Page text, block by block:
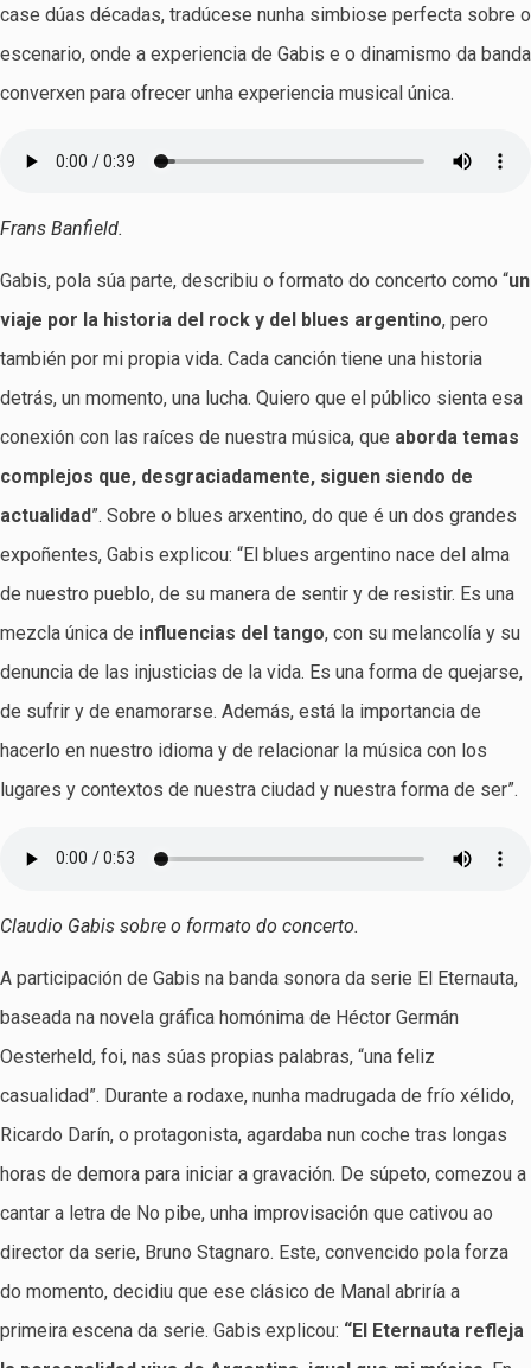
case dúas décadas, tradúcese nunha simbiose perfecta sobre o
escenario, onde a experiencia de Gabis e o dinamismo da banda
converxen para ofrecer unha experiencia musical única.
Frans Banfield.
Gabis, pola súa parte, describiu o formato do concerto como “un
viaje por la historia del rock y del blues argentino, pero
también por mi propia vida. Cada canción tiene una historia
detrás, un momento, una lucha. Quiero que el público sienta esa
conexión con las raíces de nuestra música, que aborda temas
complejos que, desgraciadamente, siguen siendo de
actualidad”. Sobre o blues arxentino, do que é un dos grandes
expoñentes, Gabis explicou: “El blues argentino nace del alma
de nuestro pueblo, de su manera de sentir y de resistir. Es una
mezcla única de influencias del tango, con su melancolía y su
denuncia de las injusticias de la vida. Es una forma de quejarse,
de sufrir y de enamorarse. Además, está la importancia de
hacerlo en nuestro idioma y de relacionar la música con los
lugares y contextos de nuestra ciudad y nuestra forma de ser”.
Claudio Gabis sobre o formato do concerto.
A participación de Gabis na banda sonora da serie El Eternauta,
baseada na novela gráfica homónima de Héctor Germán
Oesterheld, foi, nas súas propias palabras, “una feliz
casualidad”. Durante a rodaxe, nunha madrugada de frío xélido,
Ricardo Darín, o protagonista, agardaba nun coche tras longas
horas de demora para iniciar a gravación. De súpeto, comezou a
cantar a letra de No pibe, unha improvisación que cativou ao
director da serie, Bruno Stagnaro. Este, convencido pola forza
do momento, decidiu que ese clásico de Manal abriría a
primeira escena da serie. Gabis explicou: “El Eternauta refleja